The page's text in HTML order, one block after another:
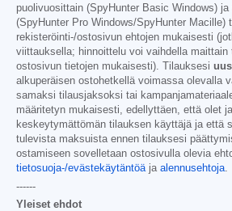
puolivuosittain (SpyHunter Basic Windows) ja
(SpyHunter Pro Windows/SpyHunter Macille)
rekisteröinti-/ostosivun ehtojen mukaisesti
viittauksella; hinnoittelu voi vaihdella maittain
ostosivun tietojen mukaisesti). Tilauksesi
alkuperäisen ostohetkellä voimassa olevalla
samaksi tilausjaksoksi tai
määritetyn mukaisesti, edellyttäen, että olet
keskeytymättömän tilauksen käyttäjä ja että
tulevista maksuista ennen tilauksesi
ostamiseen sovelletaan ostosivulla olevia
tietosuoja-/evästekäytäntöäja alennusehtoja.
------
Yleiset ehdot